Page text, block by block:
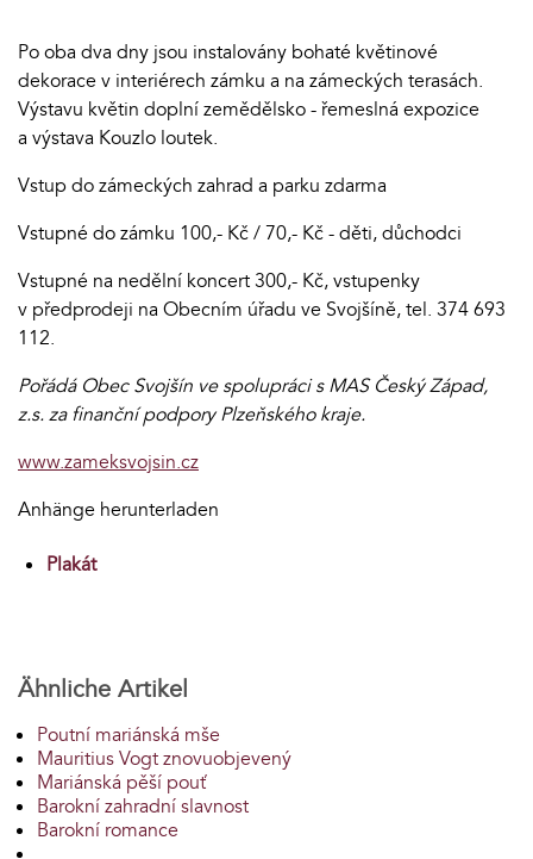
Po oba dva dny jsou instalovány bohaté květinové
dekorace v interiérech zámku a na zámeckých terasách.
Výstavu květin doplní zemědělsko - řemeslná expozice
a výstava Kouzlo loutek.
Vstup do zámeckých zahrad a parku zdarma
Vstupné do zámku 100,- Kč / 70,- Kč - děti, důchodci
Vstupné na nedělní koncert 300,- Kč, vstupenky
v předprodeji na Obecním úřadu ve Svojšíně, tel. 374 693
112.
Pořádá Obec Svojšín ve spolupráci s MAS Český Západ,
z.s. za finanční podpory Plzeňského kraje.
www.zameksvojsin.cz
Anhänge herunterladen
Plakát
Ähnliche Artikel
Poutní mariánská mše
Mauritius Vogt znovuobjevený
Mariánská pěší pouť
Barokní zahradní slavnost
Barokní romance